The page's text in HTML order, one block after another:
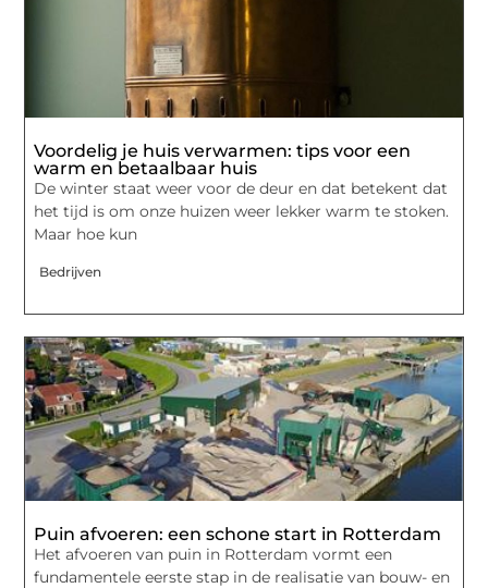
Voordelig je huis verwarmen: tips voor een
warm en betaalbaar huis
De winter staat weer voor de deur en dat betekent dat
het tijd is om onze huizen weer lekker warm te stoken.
Maar hoe kun
Bedrijven
Puin afvoeren: een schone start in Rotterdam
Het afvoeren van puin in Rotterdam vormt een
fundamentele eerste stap in de realisatie van bouw- en